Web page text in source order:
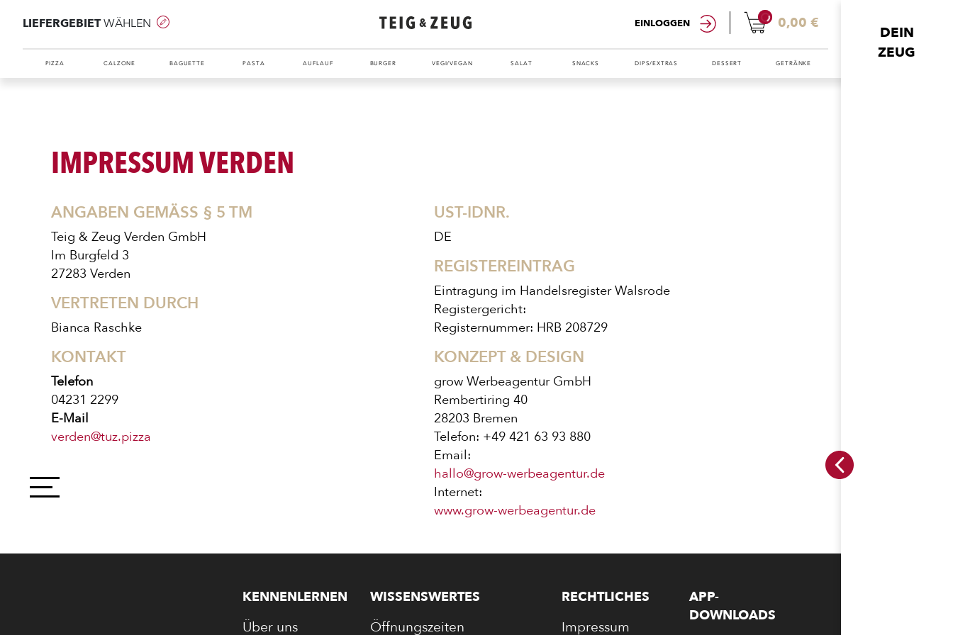
LIEFERGEBIETWÄHLEN EINLOGGEN
0 0,00 €
DEIN
ZEUG
PIZZA CALZONE BAGUETTE PASTA AUFLAUF BURGER VEGI/VEGAN SALAT SNACKS DIPS/EXTRAS DESSERT GETRÄNKE
ENTDECKE UNSER ZEUG
CALZONE
BAGUETTE
IMPRESSUM VERDEN
ANGABEN GEMÄSS § 5 TM
Teig & Zeug Verden GmbH
Im Burgfeld 3
27283 Verden
VERTRETEN DURCH
Bianca Raschke
KONTAKT
Telefon
04231 2299
E-Mail
verden@tuz.pizza
UST-IDNR.
DE
REGISTEREINTRAG
Eintragung im Handelsregister Walsrode
Registergericht:
Registernummer: HRB 208729
KONZEPT & DESIGN
grow Werbeagentur GmbH
Rembertiring 40
28203 Bremen
Telefon: +49 421 63 93 880
Email:
hallo@grow-werbeagentur.de
Internet:
www.grow-werbeagentur.de
KENNENLERNEN
Über uns
WISSENSWERTES
Öffnungszeiten
RECHTLICHES
Impressum
APP-
DOWNLOADS